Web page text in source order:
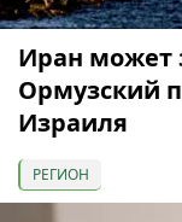
Иран может
Ормузский
Израиля
РЕГИОН